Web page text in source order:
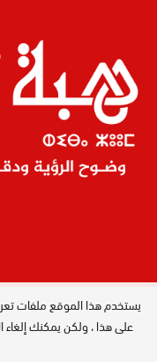
المدير العام : ليلى البصري
الحقوق محفوظة © 2026
يستخدم هذا الموقع ملفات
على هذا ، ولكن يمكنك